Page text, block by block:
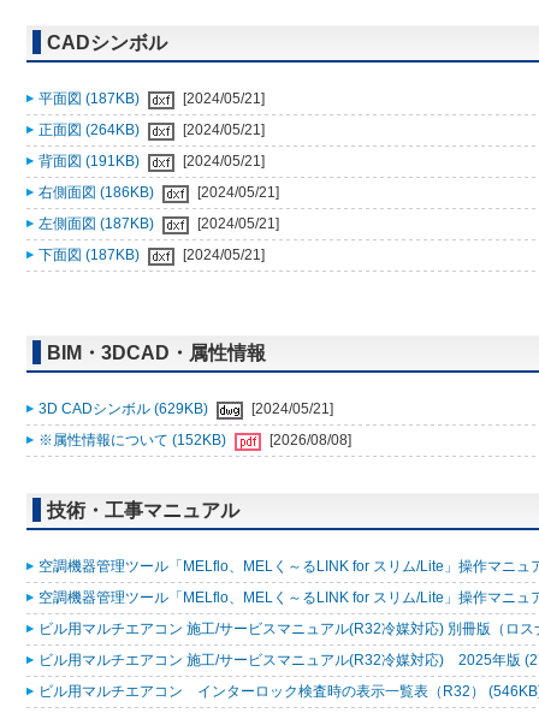
CADシンボル
平面図 (187KB)
[2024/05/21]
正面図 (264KB)
[2024/05/21]
背面図 (191KB)
[2024/05/21]
右側面図 (186KB)
[2024/05/21]
左側面図 (187KB)
[2024/05/21]
下面図 (187KB)
[2024/05/21]
BIM・3DCAD・属性情報
3D CADシンボル (629KB)
[2024/05/21]
※属性情報について (152KB)
[2026/08/08]
技術・工事マニュアル
空調機器管理ツール「MELflo、MELく～るLINK for スリム/Lite」操作マニュ
空調機器管理ツール「MELflo、MELく～るLINK for スリム/Lite」操作マニュ
ビル用マルチエアコン 施工/サービスマニュアル(R32冷媒対応) 別冊版（ロ
ビル用マルチエアコン 施工/サービスマニュアル(R32冷媒対応) 2025年版
ビル用マルチエアコン インターロック検査時の表示一覧表（R32）